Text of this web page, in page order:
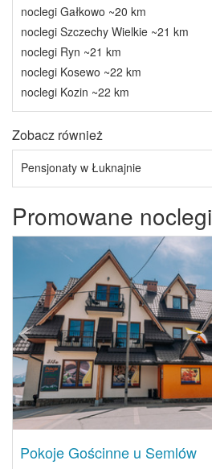
noclegi Gałkowo ~20 km
noclegi Szczechy Wielkie ~21 km
noclegi Ryn ~21 km
noclegi Kosewo ~22 km
noclegi Kozin ~22 km
Zobacz również
Pensjonaty w Łuknajnie
Promowane noclegi
Previous
Pokoje Gościnne u Semlów